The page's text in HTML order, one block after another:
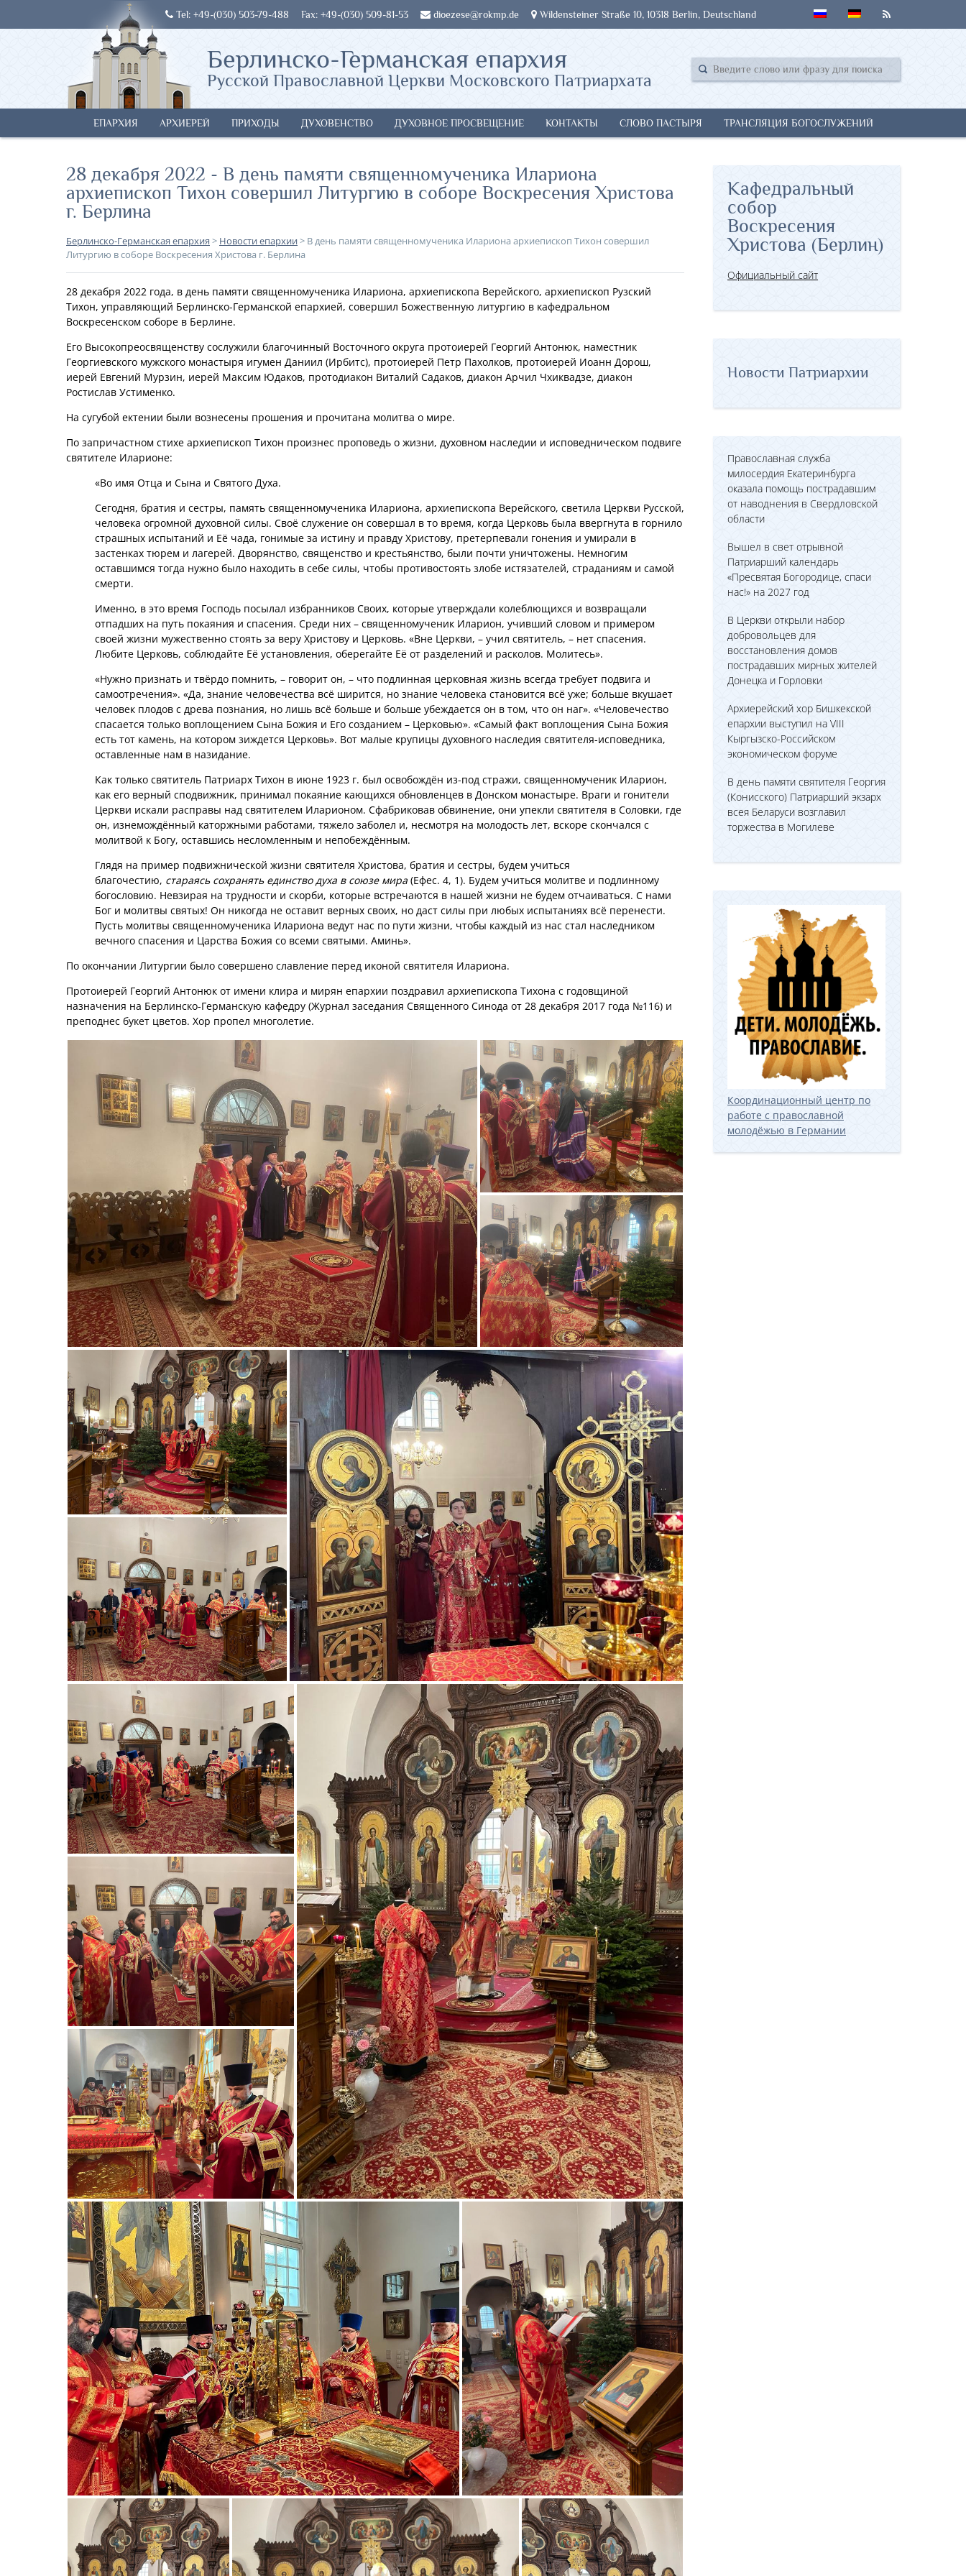
Tel: +49-(030) 503-79-488 Fax: +49-(030) 509-81-53 dioezese@rokmp.de Wildensteiner Straße 10, 10318 Berlin, Deutschland
Берлинско-Германская епархия
Русской Православной Церкви Московского Патриархата
ЕПАРХИЯ АРХИЕРЕЙ ПРИХОДЫ ДУХОВЕНСТВО ДУХОВНОЕ ПРОСВЕЩЕНИЕ КОНТАКТЫ СЛОВО ПАСТЫРЯ ТРАНСЛЯЦИЯ БОГОСЛУЖЕНИЙ
28 декабря 2022 - В день памяти священномученика Илариона
архиепископ Тихон совершил Литургию в соборе Воскресения Христова
г. Берлина
Берлинско-Германская епархия > Новости епархии> В день памяти священномученика Илариона архиепископ Тихон совершил
Литургию в соборе Воскресения Христова г. Берлина
28 декабря 2022 года, в день памяти священномученика Илариона, архиепископа Верейского, архиепископ Рузский
Тихон, управляющий Берлинско-Германской епархией, совершил Божественную литургию в кафедральном
Воскресенском соборе в Берлине.
Его Высокопреосвященству сослужили благочинный Восточного округа протоиерей Георгий Антонюк, наместник
Георгиевского мужского монастыря игумен Даниил (Ирбитс), протоиерей Петр Пахолков, протоиерей Иоанн Дорош,
иерей Евгений Мурзин, иерей Максим Юдаков, протодиакон Виталий Садаков, диакон Арчил Чхиквадзе, диакон
Ростислав Устименко.
На сугубой ектении были вознесены прошения и прочитана молитва о мире.
По запричастном стихе архиепископ Тихон произнес проповедь о жизни, духовном наследии и исповедническом подвиге
святителе Иларионе:
«Во имя Отца и Сына и Святого Духа.
Сегодня, братия и сестры, память священномученика Илариона, архиепископа Верейского, светила Церкви Русской,
человека огромной духовной силы. Своё служение он совершал в то время, когда Церковь была ввергнута в горнило
страшных испытаний и Её чада, гонимые за истину и правду Христову, претерпевали гонения и умирали в
застенках тюрем и лагерей. Дворянство, священство и крестьянство, были почти уничтожены. Немногим
оставшимся тогда нужно было находить в себе силы, чтобы противостоять злобе истязателей, страданиям и самой
смерти.
Именно, в это время Господь посылал избранников Своих, которые утверждали колеблющихся и возвращали
отпадших на путь покаяния и спасения. Среди них – священномученик Иларион, учивший словом и примером
своей жизни мужественно стоять за веру Христову и Церковь. «Вне Церкви, – учил святитель, – нет спасения.
Любите Церковь, соблюдайте Её установления, оберегайте Её от разделений и расколов. Молитесь».
«Нужно признать и твёрдо помнить, – говорит он, – что подлинная церковная жизнь всегда требует подвига и
самоотречения». «Да, знание человечества всё ширится, но знание человека становится всё уже; больше вкушает
человек плодов с древа познания, но лишь всё больше и больше убеждается он в том, что он наг». «Человечество
спасается только воплощением Сына Божия и Его созданием – Церковью». «Самый факт воплощения Сына Божия
есть тот камень, на котором зиждется Церковь». Вот малые крупицы духовного наследия святителя-исповедника,
оставленные нам в назидание.
Как только святитель Патриарх Тихон в июне 1923 г. был освобождён из-под стражи, священномученик Иларион,
как его верный сподвижник, принимал покаяние кающихся обновленцев в Донском монастыре. Враги и гонители
Церкви искали расправы над святителем Иларионом. Сфабриковав обвинение, они упекли святителя в Соловки, где
он, изнемождённый каторжными работами, тяжело заболел и, несмотря на молодость лет, вскоре скончался с
молитвой к Богу, оставшись несломленным и непобеждённым.
Глядя на пример подвижнической жизни святителя Христова, братия и сестры, будем учиться
благочестию, стараясь сохранять единство духа в союзе мира (Ефес. 4, 1). Будем учиться молитве и подлинному
богословию. Невзирая на трудности и скорби, которые встречаются в нашей жизни не будем отчаиваться. С нами
Бог и молитвы святых! Он никогда не оставит верных своих, но даст силы при любых испытаниях всё перенести.
Пусть молитвы священномученика Илариона ведут нас по пути жизни, чтобы каждый из нас стал наследником
вечного спасения и Царства Божия со всеми святыми. Аминь».
По окончании Литургии было совершено славление перед иконой святителя Илариона.
Протоиерей Георгий Антонюк от имени клира и мирян епархии поздравил архиепископа Тихона с годовщиной
назначения на Берлинско-Германскую кафедру (Журнал заседания Священного Синода от 28 декабря 2017 года №116) и
преподнес букет цветов. Хор пропел многолетие.
Кафедральный
собор
Воскресения
Христова (Берлин)
Официальный сайт
Новости Патриархии
Православная служба
милосердия Екатеринбурга
оказала помощь пострадавшим
от наводнения в Свердловской
области
Вышел в свет отрывной
Патриарший календарь
«Пресвятая Богородице, спаси
нас!» на 2027 год
В Церкви открыли набор
добровольцев для
восстановления домов
пострадавших мирных жителей
Донецка и Горловки
Архиерейский хор Бишкекской
епархии выступил на VIII
Кыргызско-Российском
экономическом форуме
В день памяти святителя Георгия
(Конисского) Патриарший экзарх
всея Беларуси возглавил
торжества в Могилеве
Координационный центр по
работе с православной
молодёжью в Германии